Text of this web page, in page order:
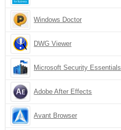
Windows Doctor
DWG Viewer
Microsoft Security Essentials
Adobe After Effects
Avant Browser